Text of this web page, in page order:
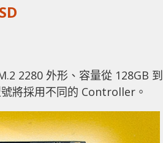
2280 外形、容量從 128GB 到
將採用不同的 Controller。